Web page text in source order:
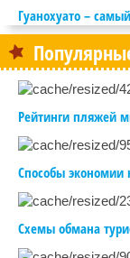
Гуанохуато –
Рейтинги пляжей
Способы экономии
Схемы обмана